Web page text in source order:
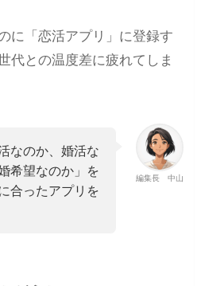
に「恋活アプリ」に登録す
代との温度差に疲れてしま
編集長 中山
なのか、婚活な
希望なのか」を
合ったアプリを